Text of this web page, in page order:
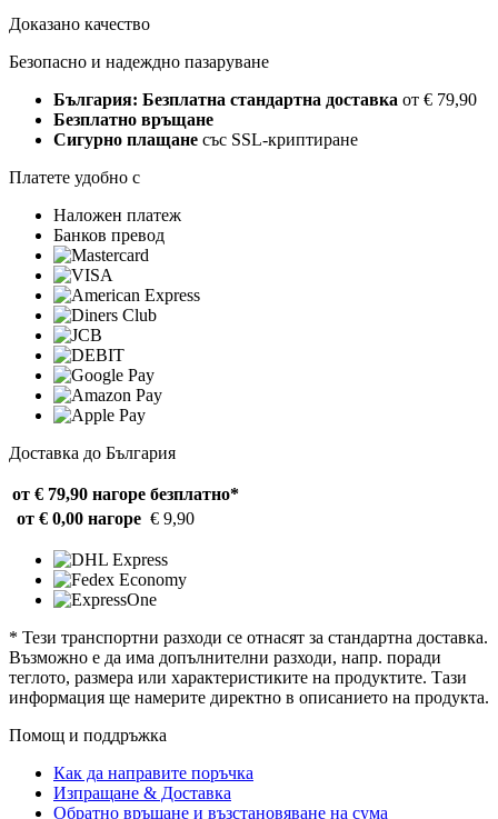
Доказано качество
Безопасно и надеждно пазаруване
България: Безплатна стандартна доставка от € 79,90
Безплатно връщане
Сигурно плащане със SSL-криптиране
Платете удобно с
Наложен платеж
Банков превод
Доставка до България
от € 79,90 нагоре безплатно*
от € 0,00 нагоре € 9,90
* Тези транспортни разходи се отнасят за стандартна доставка.
Възможно е да има допълнителни разходи, напр. поради
теглото, размера или характеристиките на продуктите. Тази
информация ще намерите директно в описанието на продукта.
Помощ и поддръжка
Как да направите поръчка
Изпращане & Доставка
Обратно връщане и възстановяване на сума